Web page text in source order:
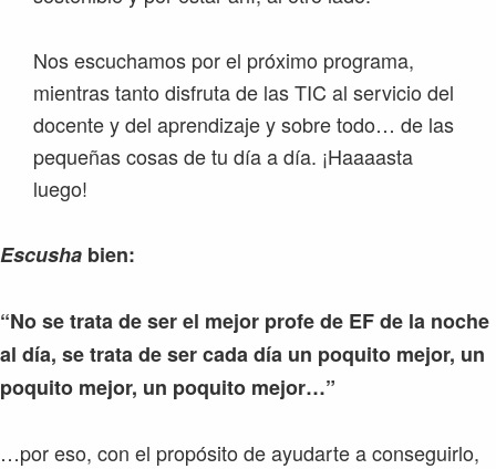
Nos escuchamos por el próximo programa,
mientras tanto disfruta de las TIC al servicio del
docente y del aprendizaje y sobre todo… de las
pequeñas cosas de tu día a día. ¡Haaaasta
luego!
Escusha bien:
“No se trata de ser el mejor profe de EF de la noche
al día, se trata de ser cada día un poquito mejor, un
poquito mejor, un poquito mejor…”
…por eso, con el propósito de ayudarte a conseguirlo,